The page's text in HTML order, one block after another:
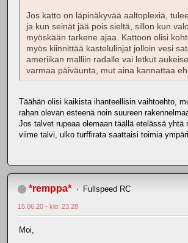
Jos katto on läpinäkyvää aaltoplexiä,
ja kun seinät jää pois sieltä, sillon kun
myöskään tarkene ajaa. Kattoon olisi
myös kiinnittää kastelulinjat jolloin vesi
ameriikan malliin radalle vai letkut
varmaa päiväunta, mut aina kannattaa
Täähän olisi kaikista ihanteellisin vaihtoehto,
rahan olevan esteenä noin suureen
Jos talvet rupeaa olemaan täällä etelässä yhtä
viime talvi, ulko turffirata saattaisi toimia ympäri
*remppa* Fullspeed RC
15.06.20 - klo: 23.28
Moi,